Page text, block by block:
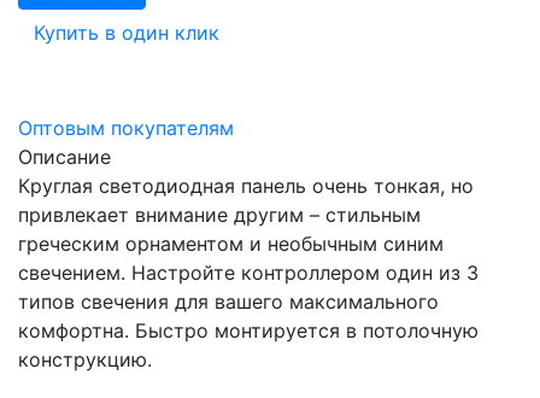
Купить в один клик
Оптовым покупателям
Описание
Круглая светодиодная панель очень тонкая, но
привлекает внимание другим – стильным
греческим орнаментом и необычным синим
свечением. Настройте контроллером один из 3
типов свечения для вашего максимального
комфортна. Быстро монтируется в потолочную
конструкцию.